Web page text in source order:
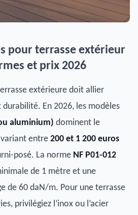
pour terrasse extérieur
et prix 2026
extérieure doit allier
En 2026, les modèles
aluminium) dominent le
entre 200 et 1 200 euros
posé. La norme NF P01-012
de 1 mètre et une
de 60 daN/m. Pour une terrasse
privilégiez l’inox ou l’acier